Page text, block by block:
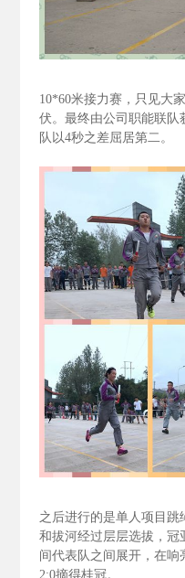
10*60米接力赛，只见大
伏。最终由公司职能联队
队以4秒之差屈居第二。
之后进行的是单人项目
和拔河经过层层选拔，冠
间代表队之间展开，在响
2:0摘得桂冠。